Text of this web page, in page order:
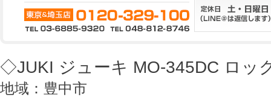
◇JUKI ジューキ MO-345DC ロッ
地域：豊中市